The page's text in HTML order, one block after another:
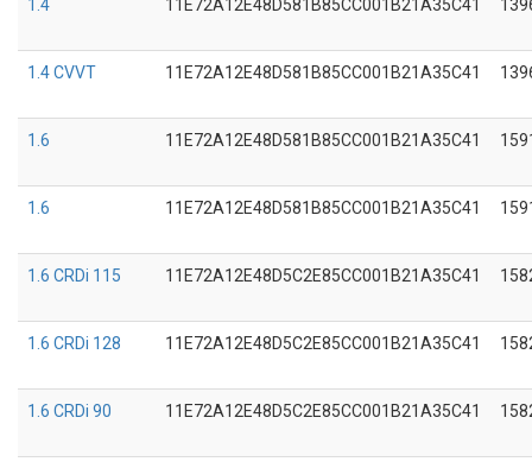
1.4 11E72A12E48D581B85CC001B21A35C41
1.4 CVVT 11E72A12E48D581B85CC001B21A35C41
1.6 11E72A12E48D581B85CC001B21A35C41
1.6 11E72A12E48D581B85CC001B21A35C41
1.6 CRDi 115 11E72A12E48D5C2E85CC001B21A35C41
1.6 CRDi 128 11E72A12E48D5C2E85CC001B21A35C41
1.6 CRDi 90 11E72A12E48D5C2E85CC001B21A35C41